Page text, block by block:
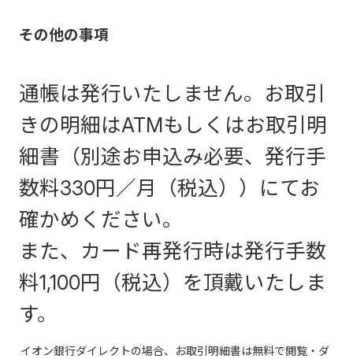
その他の事項
通帳は発行いたしません。お取引
きの明細はATMもしくはお取引明
細書（別途お申込み必要、発行手
数料330円／月（税込））にてお
確かめください。
また、カード再発行時は発行手数
料1,100円（税込）を頂戴いたしま
す。
イオン銀行ダイレクトの場合、お取引明細書は無料で閲覧・ダ